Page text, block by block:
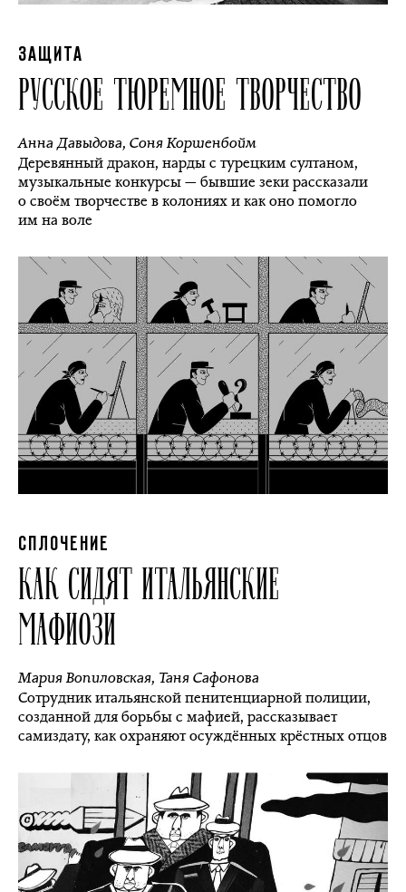
ЗАЩИТА
РУССКОЕ ТЮРЕМНОЕ ТВОРЧЕСТВО
Анна Давыдова, Соня Коршенбойм
Деревянный дракон, нарды с турецким султаном,
музыкальные конкурсы — бывшие зеки рассказали
о своём творчестве в колониях и как оно помогло
им на воле
СПЛОЧЕНИЕ
КАК СИДЯТ ИТАЛЬЯНСКИЕ
МАФИОЗИ
Мария Вопиловская, Таня Сафонова
Сотрудник итальянской пенитенциарной полиции,
созданной для борьбы с мафией, рассказывает
самиздату, как охраняют осуждённых крёстных отцов